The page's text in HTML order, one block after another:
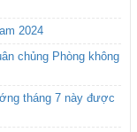
2024
chủng Phòng không
tháng 7 này được